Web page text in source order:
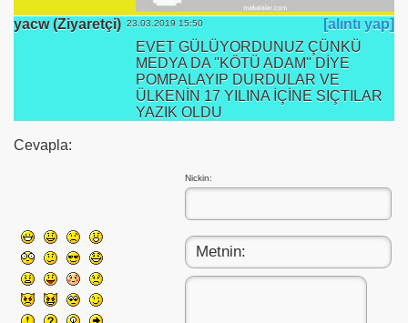
yacw (Ziyaretçi) 23.03.2019 15:50
[alıntı yap]
EVET GÜLÜYORDUNUZ ÇÜNKÜ
MEDYA DA ''KÖTÜ ADAM'' DİYE
POMPALAYIP DURDULAR VE
ÜLKENİN 17 YILINA İÇİNE SIÇTILAR
YAZIK OLDU
Cevapla:
Nickin: